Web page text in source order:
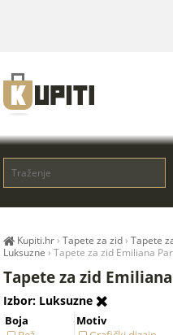
Kupiti.hr›Tapete za zid ›Tapete
Luksuzne ›Tapete za zid Emiliana
Tapete za zid
Izbor: Luksuzne
Boja
Motiv